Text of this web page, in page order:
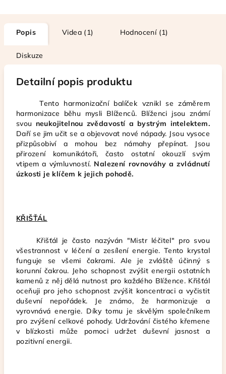
Popis Videa (1) Hodnocení (1)
Diskuze
Detailní popis produktu
Tento harmonizační balíček vznikl se záměrem
harmonizace běhu mysli Blíženců. Blíženci jsou známí
svou neukojitelnou zvědavostí a bystrým intelektem.
Daří se jim učit se a objevovat nové nápady. Jsou vysoce
přizpůsobiví a mohou bez námahy přepínat. Jsou
přirození komunikátoři, často ostatní okouzlí svým
vtipem a výmluvností. Nalezení rovnováhy a zvládnutí
úzkosti je klíčem k jejich pohodě.
KŘIŠŤÁL
Křišťál je často nazýván "Mistr léčitel" pro svou
všestrannost v léčení a zesílení energie. Tento krystal
funguje se všemi čakrami. Ale je zvláště účinný s
korunní čakrou. Jeho schopnost zvýšit energii ostatních
kamenů z něj dělá nutnost pro každého Blížence. Křišťál
oceňuji pro jeho schopnost zvýšit koncentraci a vyčistit
duševní nepořádek. Je známo, že harmonizuje a
vyrovnává energie. Díky tomu je skvělým společníkem
pro zvýšení celkové pohody. Udržování čistého křemene
v blízkosti může pomoci udržet duševní jasnost a
pozitivní energii.